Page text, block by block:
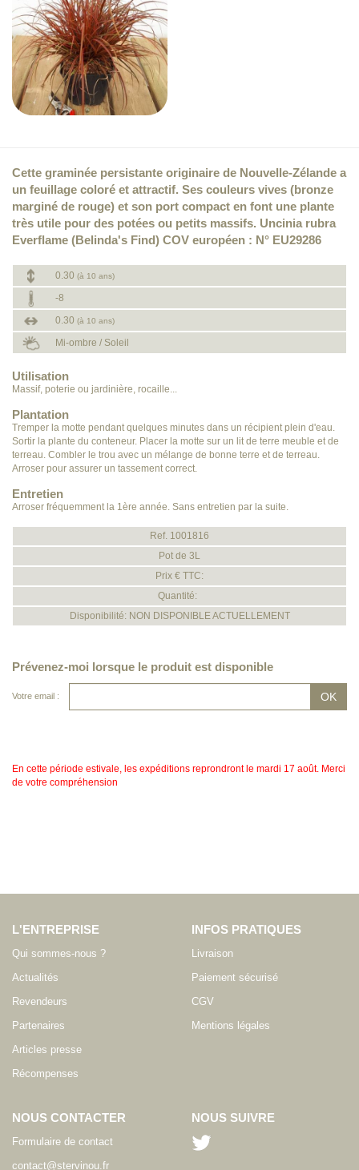
Cette graminée persistante originaire de Nouvelle-Zélande a
un feuillage coloré et attractif. Ses couleurs vives (bronze
marginé de rouge) et son port compact en font une plante
très utile pour des potées ou petits massifs. Uncinia rubra
Everflame (Belinda's Find) COV européen : N° EU29286
0.30 (à 10 ans)
-8
0.30 (à 10 ans)
Mi-ombre / Soleil
Utilisation
Massif, poterie ou jardinière, rocaille...
Plantation
Tremper la motte pendant quelques minutes dans un récipient plein d'eau.
Sortir la plante du conteneur. Placer la motte sur un lit de terre meuble et de
terreau. Combler le trou avec un mélange de bonne terre et de terreau.
Arroser pour assurer un tassement correct.
Entretien
Arroser fréquemment la 1ère année. Sans entretien par la suite.
Ref. 1001816
Pot de 3L
Prix € TTC:
Quantité:
Disponibilité: NON DISPONIBLE ACTUELLEMENT
Prévenez-moi lorsque le produit est disponible
Votre email :
En cette période estivale, les expéditions reprondront le mardi 17 août. Merci
de votre compréhension
L'ENTREPRISE
Qui sommes-nous ?
Actualités
Revendeurs
Partenaires
Articles presse
Récompenses
INFOS PRATIQUES
Livraison
Paiement sécurisé
CGV
Mentions légales
NOUS CONTACTER
Formulaire de contact
contact@stervinou.fr
NOUS SUIVRE